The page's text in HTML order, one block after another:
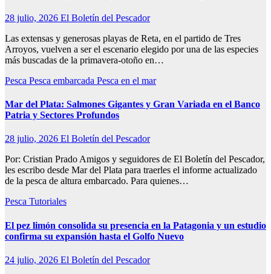
28 julio, 2026 El Boletín del Pescador
Las extensas y generosas playas de Reta, en el partido de Tres
Arroyos, vuelven a ser el escenario elegido por una de las especies
más buscadas de la primavera-otoño en…
Pesca Pesca embarcada Pesca en el mar
Mar del Plata: Salmones Gigantes y Gran Variada en el Banco
Patria y Sectores Profundos
28 julio, 2026 El Boletín del Pescador
Por: Cristian Prado Amigos y seguidores de El Boletín del Pescador,
les escribo desde Mar del Plata para traerles el informe actualizado
de la pesca de altura embarcado. Para quienes…
Pesca Tutoriales
El pez limón consolida su presencia en la Patagonia y un estudio
confirma su expansión hasta el Golfo Nuevo
24 julio, 2026 El Boletín del Pescador